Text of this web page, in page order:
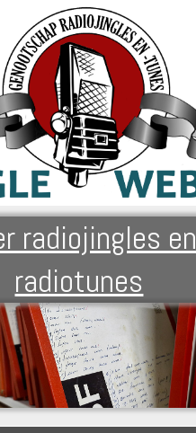
radiojingles en
radiotunes